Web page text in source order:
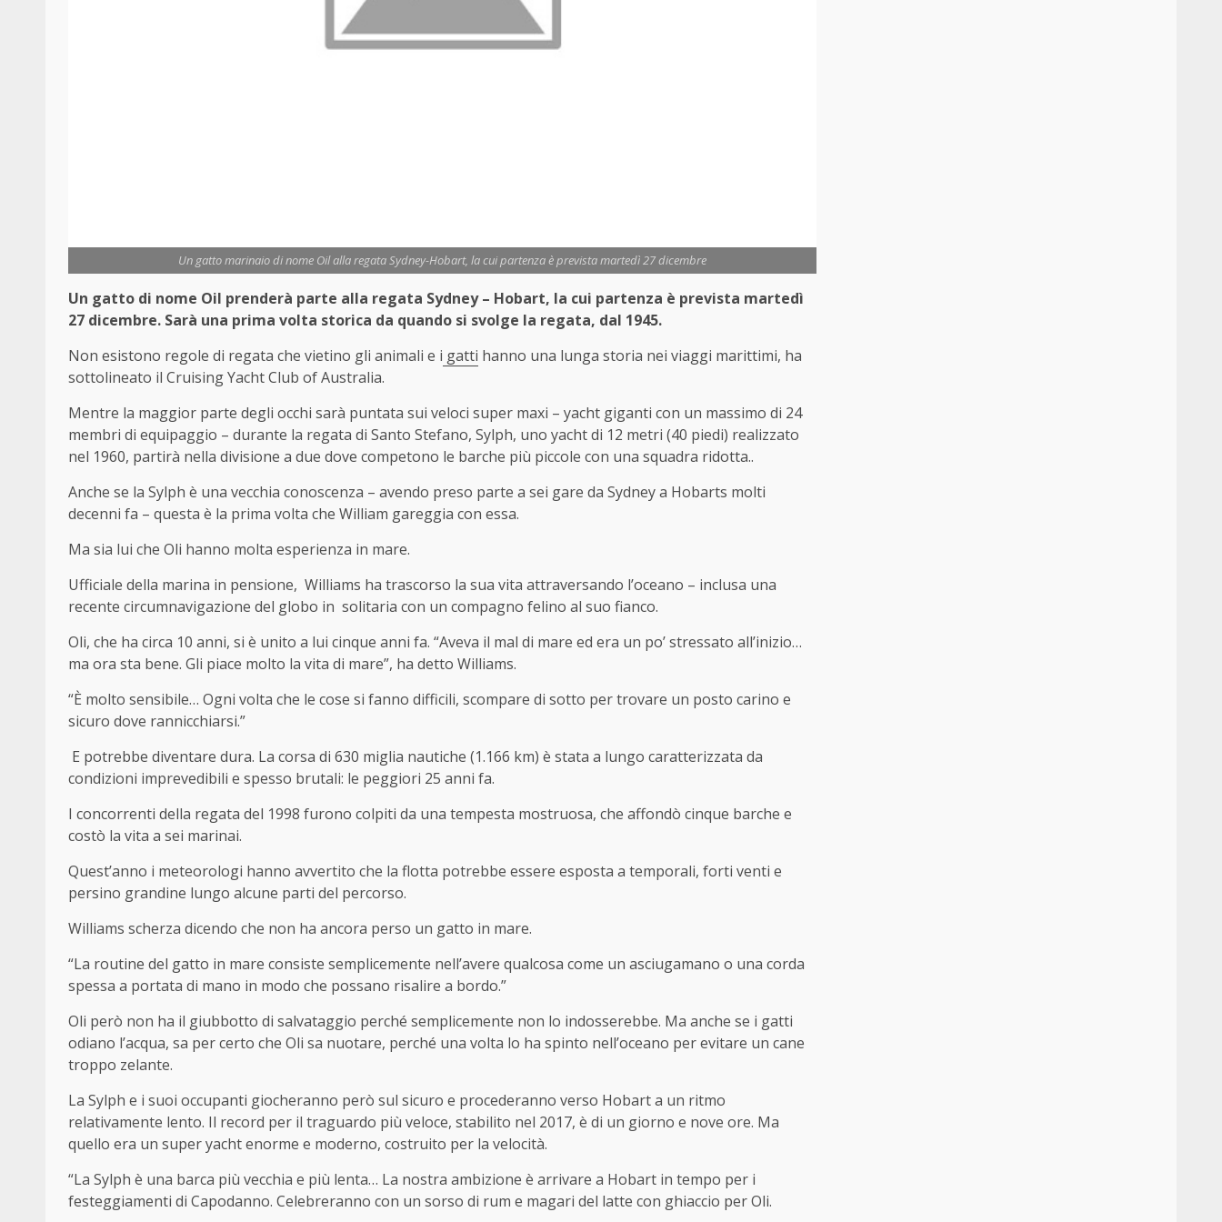
Un gatto marinaio di nome Oil alla regata Sydney-Hobart, la cui partenza è prevista martedì 27 dicembre
Un gatto di nome Oil prenderà parte alla regata Sydney – Hobart, la cui partenza è prevista martedì
27 dicembre. Sarà una prima volta storica da quando si svolge la regata, dal 1945.
Non esistono regole di regata che vietino gli animali e i gatti hanno una lunga storia nei viaggi marittimi, ha
sottolineato il Cruising Yacht Club of Australia.
Mentre la maggior parte degli occhi sarà puntata sui veloci super maxi – yacht giganti con un massimo di 24
membri di equipaggio – durante la regata di Santo Stefano, Sylph, uno yacht di 12 metri (40 piedi) realizzato
nel 1960, partirà nella divisione a due dove competono le barche più piccole con una squadra ridotta..
Anche se la Sylph è una vecchia conoscenza – avendo preso parte a sei gare da Sydney a Hobarts molti
decenni fa – questa è la prima volta che William gareggia con essa.
Ma sia lui che Oli hanno molta esperienza in mare.
Ufficiale della marina in pensione, Williams ha trascorso la sua vita attraversando l’oceano – inclusa una
recente circumnavigazione del globo in solitaria con un compagno felino al suo fianco.
Oli, che ha circa 10 anni, si è unito a lui cinque anni fa. “Aveva il mal di mare ed era un po’ stressato all’inizio…
ma ora sta bene. Gli piace molto la vita di mare”, ha detto Williams.
“È molto sensibile… Ogni volta che le cose si fanno difficili, scompare di sotto per trovare un posto carino e
sicuro dove rannicchiarsi.”
E potrebbe diventare dura. La corsa di 630 miglia nautiche (1.166 km) è stata a lungo caratterizzata da
condizioni imprevedibili e spesso brutali: le peggiori 25 anni fa.
I concorrenti della regata del 1998 furono colpiti da una tempesta mostruosa, che affondò cinque barche e
costò la vita a sei marinai.
Quest’anno i meteorologi hanno avvertito che la flotta potrebbe essere esposta a temporali, forti venti e
persino grandine lungo alcune parti del percorso.
Williams scherza dicendo che non ha ancora perso un gatto in mare.
“La routine del gatto in mare consiste semplicemente nell’avere qualcosa come un asciugamano o una corda
spessa a portata di mano in modo che possano risalire a bordo.”
Oli però non ha il giubbotto di salvataggio perché semplicemente non lo indosserebbe. Ma anche se i gatti
odiano l’acqua, sa per certo che Oli sa nuotare, perché una volta lo ha spinto nell’oceano per evitare un cane
troppo zelante.
La Sylph e i suoi occupanti giocheranno però sul sicuro e procederanno verso Hobart a un ritmo
relativamente lento. Il record per il traguardo più veloce, stabilito nel 2017, è di un giorno e nove ore. Ma
quello era un super yacht enorme e moderno, costruito per la velocità.
“La Sylph è una barca più vecchia e più lenta… La nostra ambizione è arrivare a Hobart in tempo per i
festeggiamenti di Capodanno. Celebreranno con un sorso di rum e magari del latte con ghiaccio per Oli.